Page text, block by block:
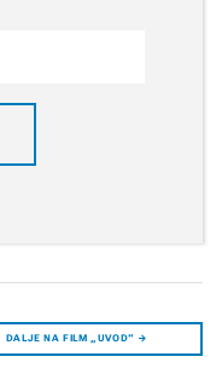
DALJE NA FILM „UVOD“ →